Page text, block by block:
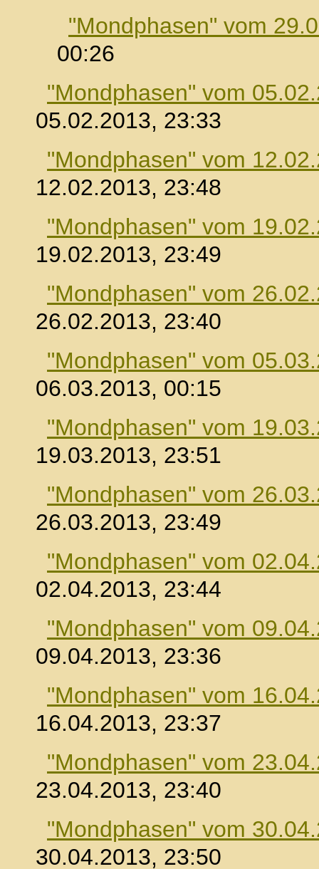
"Mondphasen" vom
00:26
"Mondphasen" vom
05.02.2013, 23:33
"Mondphasen" vom
12.02.2013, 23:48
"Mondphasen" vom
19.02.2013, 23:49
"Mondphasen" vom
26.02.2013, 23:40
"Mondphasen" vom
06.03.2013, 00:15
"Mondphasen" vom
19.03.2013, 23:51
"Mondphasen" vom
26.03.2013, 23:49
"Mondphasen" vom
02.04.2013, 23:44
"Mondphasen" vom
09.04.2013, 23:36
"Mondphasen" vom
16.04.2013, 23:37
"Mondphasen" vom
23.04.2013, 23:40
"Mondphasen" vom
30.04.2013, 23:50